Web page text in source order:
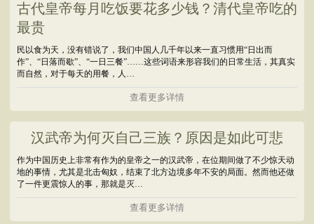
古代皇帝每月吃饭要花多少钱？清代皇帝吃的
最贵
民以食为天，没有错说了，我们中国人几千年以来一直习惯用“日出而
作”、“日落而歇”、“一日三餐”……这些词语来形容我们的日常生活，其真实
而自然，对于每天的用餐，人…
查看更多详情
汉武帝为何灭自己三族？原因是如此可悲
作为中国历史上非常有作为的皇帝之一的汉武帝，在位期间做了不少惊天动
地的事情，尤其是北击匈奴，结束了北方边境多年不安的局面。然而他还做
了一件更震惊人的事，那就是灭…
查看更多详情